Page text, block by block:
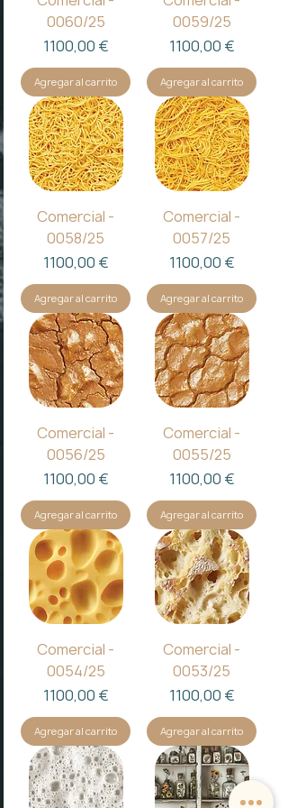
0060/25
Precio
1100,00 €
Agregar al carrito
0059/25
Precio
1100,00 €
Agregar al carrito
Comercial -
0058/25
Precio
1100,00 €
Agregar al carrito
Comercial -
0057/25
Precio
1100,00 €
Agregar al carrito
Comercial -
0056/25
Precio
1100,00 €
Agregar al carrito
Comercial -
0055/25
Precio
1100,00 €
Agregar al carrito
Comercial -
0054/25
Precio
1100,00 €
Agregar al carrito
Comercial -
0053/25
Precio
1100,00 €
Agregar al carrito